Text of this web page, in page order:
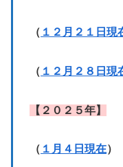
（ １２月２１日現
（ １２月２８日現
【２０２５年】
（ １月４日現在